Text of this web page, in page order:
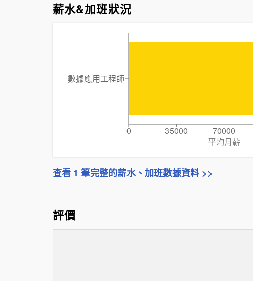
薪水&加班狀況
0 35000 70000
平均月薪
數據應用工程師
查看 1 筆完整的薪水、加班數據資料 >>
評價